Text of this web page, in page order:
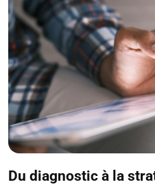
Du diagnostic à la